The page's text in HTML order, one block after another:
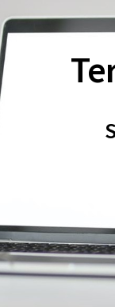
Ostukorv
Minu konto